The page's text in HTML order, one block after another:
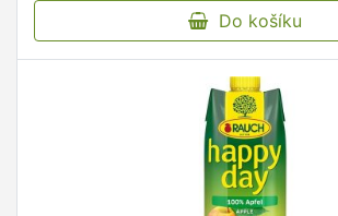
Do košíku